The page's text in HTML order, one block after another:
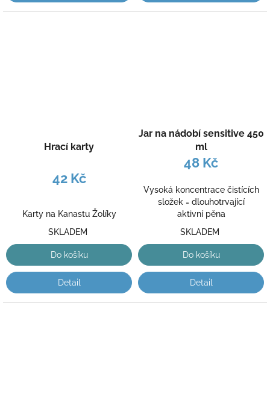
Hrací karty
42 Kč
Karty na Kanastu Žolíky
SKLADEM
Do košíku
Detail
Jar na nádobí sensitive 450
ml
48 Kč
Vysoká koncentrace čistících
složek = dlouhotrvající
aktivní pěna
SKLADEM
Do košíku
Detail